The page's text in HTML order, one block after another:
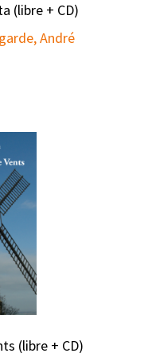
(libre + CD)
André
(libre + CD)